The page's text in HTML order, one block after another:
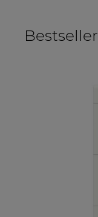
Bestseller